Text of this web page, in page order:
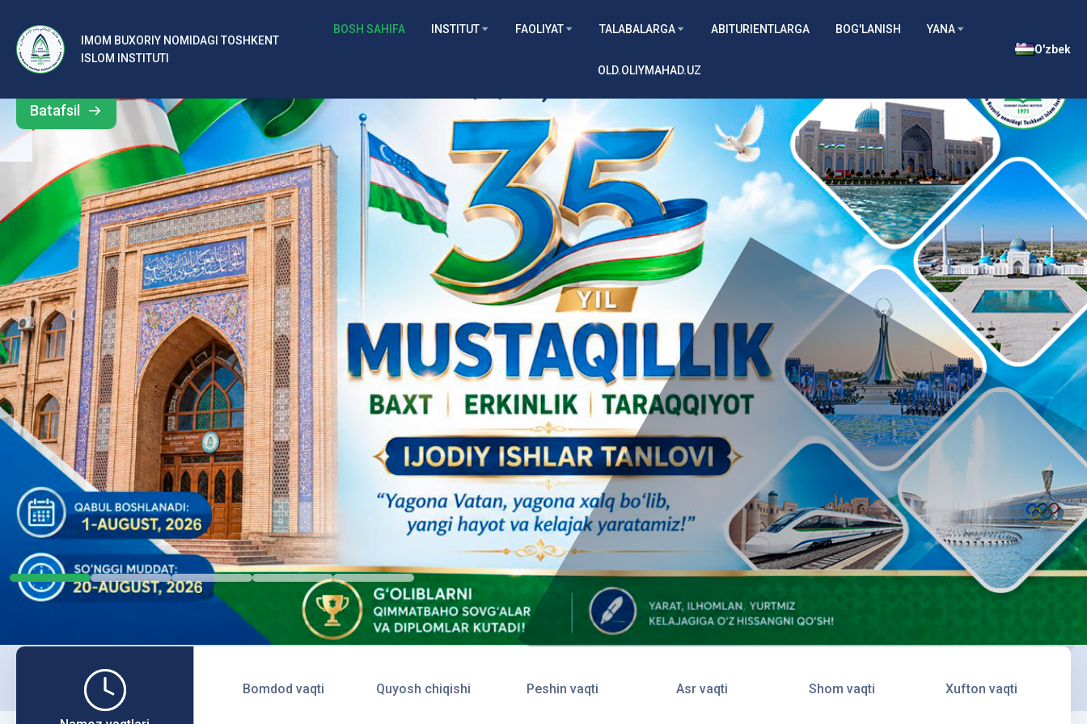
IMOM BUXORIY NOMIDAGI TOSHKENT
ISLOM INSTITUTI
BOSH SAHIFA INSTITUT FAOLIYAT TALABALARGA ABITURIENTLARGA BOG'LANISH YANA
OLD.OLIYMAHAD.UZ
O'zbek
м
Б
ух
о
р
и
й
н
о
м
и
д
аг
и
Т
yangiliklar
Bomdod vaqti Quyosh chiqishi Peshin vaqti Asr vaqti Shom vaqti Xufton vaqti